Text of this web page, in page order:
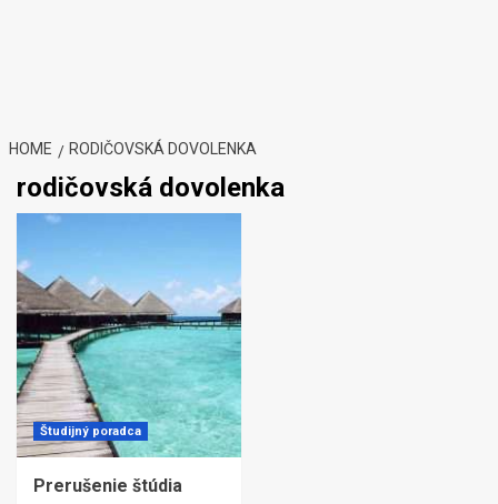
HOME RODIČOVSKÁ DOVOLENKA
rodičovská dovolenka
Študijný poradca
Prerušenie štúdia